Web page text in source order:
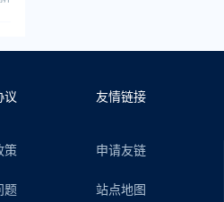
议
策
题
友情链接
申请友链
站点地图